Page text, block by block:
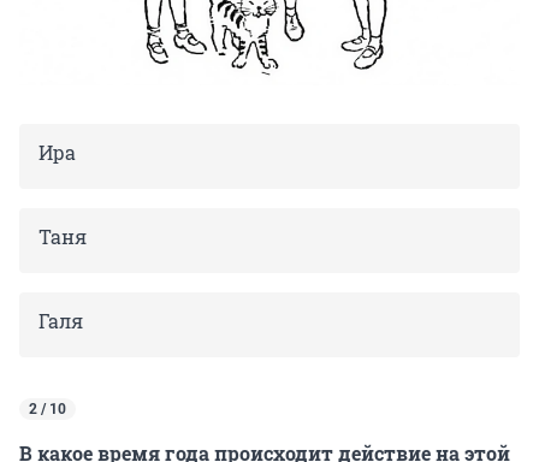
Ира
Таня
Галя
2 / 10
В какое время года происходит действие на этой